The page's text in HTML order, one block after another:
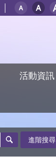
活動資訊
進階搜尋